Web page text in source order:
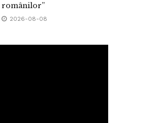
românilor”
2026-08-08